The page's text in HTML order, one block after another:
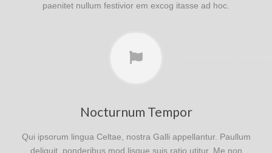
paenitet nullum festivior em excog itasse ad hoc.
Nocturnum Tempor
Qui ipsorum lingua Celtae, nostra Galli appellantur. Paullum
deliquit, ponderibus mod lisque suis ratio utitur. Me non